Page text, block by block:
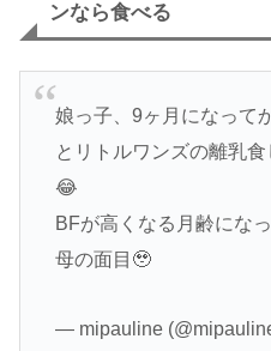
ンなら食べる
娘っ子、9ヶ月になって
とリトルワンズの離乳
😂
BFが高くなる月齢にな
母の面目🥹
— mipauline